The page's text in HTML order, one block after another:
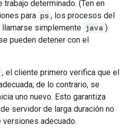
determinado. (Ten en
para ps , los procesos del
simplemente java ).
pueden detener con el
, el cliente primero verifica que el
de lo contrario, se
uno nuevo. Esto garantiza
servidor de larga duración no
adecuado.